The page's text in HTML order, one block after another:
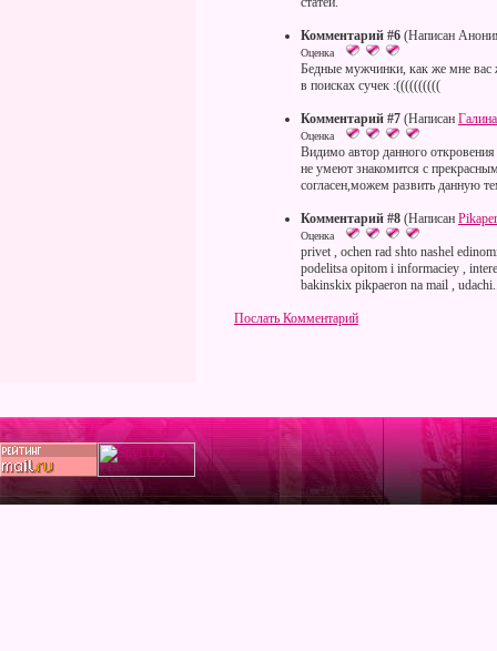
Комментарий #6 (Написан
Оценка
Бедные мужчинки, как же мне
в поисках сучек :((((((((((
Комментарий #7 (Написан Галина
Оценка
Видимо автор данного
не умеют знакомится с
согласен,можем развить данную
Комментарий #8 (Написан
Оценка
privet , ochen rad shto nashel
podelitsa opitom i informaciey ,
bakinskix pikpaeron na mail ,
Послать Комментарий